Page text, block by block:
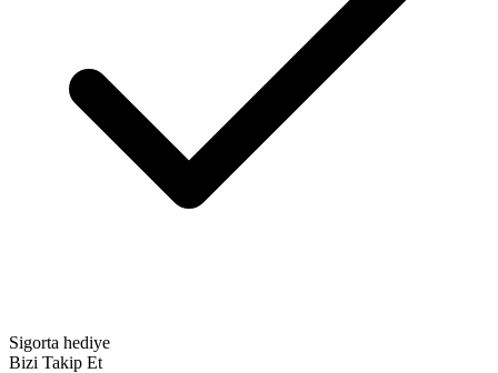
Sigorta hediye
Bizi Takip Et